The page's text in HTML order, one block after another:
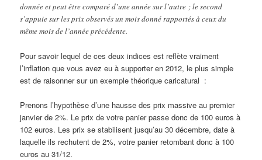
donnée et peut être comparé d’une année sur l’autre ; le second
s’appuie sur les prix observés un mois donné rapportés à ceux du
même mois de l’année précédente.
Pour savoir lequel de ces deux indices est reflète vraiment
l’inflation que vous avez eu à supporter en 2012, le plus simple
est de raisonner sur un exemple théorique caricatural :
Prenons l’hypothèse d’une hausse des prix massive au premier
janvier de 2%. Le prix de votre panier passe donc de 100 euros à
102 euros. Les prix se stabilisent jusqu’au 30 décembre, date à
laquelle ils rechutent de 2%, votre panier retombant donc à 100
euros au 31/12.